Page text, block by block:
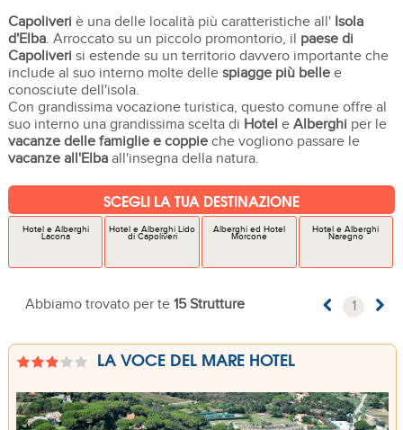
Capoliveri è una delle località più caratteristiche all' Isola
d'Elba. Arroccato su un piccolo promontorio, il paese di
Capoliveri si estende su un territorio davvero importante che
include al suo interno molte delle spiagge più bellee
conosciute dell'isola.
Con grandissima vocazione turistica, questo comune offre al
suo interno una grandissima scelta di Hotel e Alberghi per le
vacanze delle famiglie e coppieche vogliono passare le
vacanze all'Elbaall'insegna della natura.
SCEGLI LA TUA DESTINAZIONE
Hotel e Alberghi
Lacona
Hotel e Alberghi Lido
di Capoliveri
Alberghi ed Hotel
Morcone
Hotel e Alberghi
Naregno
Abbiamo trovato per te15 Strutture 1
LA VOCE DEL MARE HOTEL